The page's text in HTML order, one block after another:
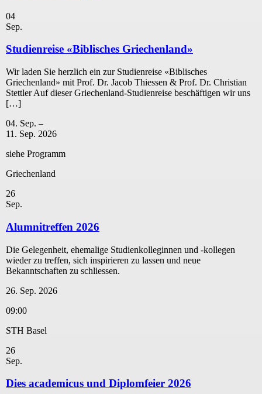
04
Sep.
Studienreise «Biblisches Griechenland»
Wir laden Sie herzlich ein zur Studienreise «Biblisches
Griechenland» mit Prof. Dr. Jacob Thiessen & Prof. Dr. Christian
Stettler Auf dieser Griechenland-Studienreise beschäftigen wir uns
[…]
04. Sep. –
11. Sep. 2026
siehe Programm
Griechenland
26
Sep.
Alumnitreffen 2026
Die Gelegenheit, ehemalige Studienkolleginnen und -kollegen
wieder zu treffen, sich inspirieren zu lassen und neue
Bekanntschaften zu schliessen.
26. Sep. 2026
09:00
STH Basel
26
Sep.
Dies academicus und Diplomfeier 2026